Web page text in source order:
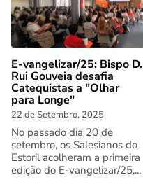
E-vangelizar/25: Bispo D.
Rui Gouveia desafia
Catequistas a "Olhar
para Longe"
22 de Setembro, 2025
No passado dia 20 de
setembro, os Salesianos do
Estoril acolheram a primeira
edição do E-vangelizar/25,...